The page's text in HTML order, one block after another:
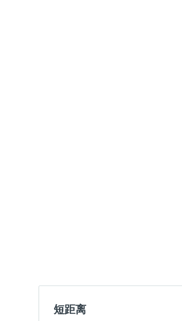
短距离